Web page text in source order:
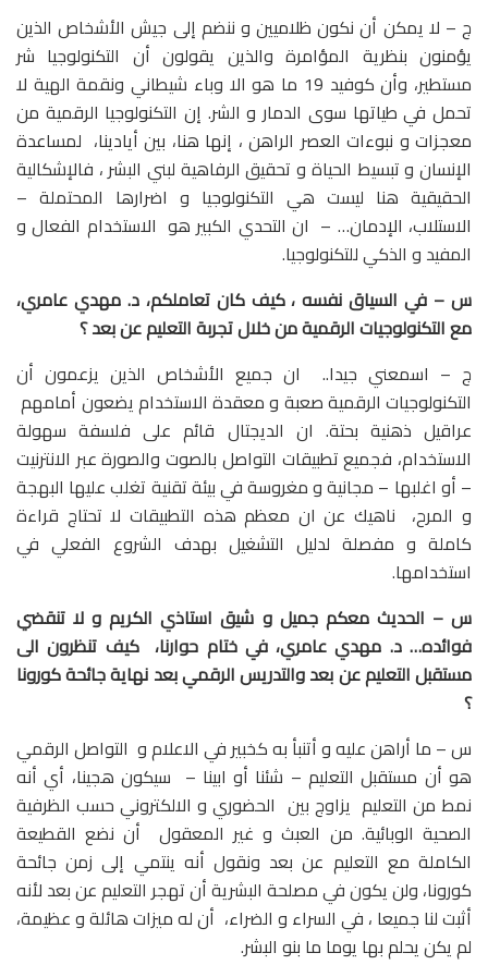
ج – لا يمكن أن نكون ظلاميين و ننضم إلى جيش الأشخاص الذين
يؤمنون بنظرية المؤامرة والذين يقولون أن التكنولوجيا شر
مستطير، وأن كوفيد 19 ما هو الا وباء شيطاني ونقمة الهية لا
تحمل في طياتها سوى الدمار و الشر. إن التكنولوجيا الرقمية من
معجزات و نبوءات العصر الراهن ، إنها هنا، بين أيادينا، لمساعدة
الإنسان و تبسيط الحياة و تحقيق الرفاهية لبني البشر ، فالإشكالية
الحقيقية هنا ليست هي التكنولوجيا و اضرارها المحتملة –
الاستلاب، الإدمان… – ان التحدي الكبير هو الاستخدام الفعال و
المفيد و الذكي للتكنولوجيا.
س – في السياق نفسه ، كيف كان تعاملكم، د. مهدي عامري،
مع التكنولوجيات الرقمية من خلال تجربة التعليم عن بعد ؟
ج – اسمعني جيدا.. ان جميع الأشخاص الذين يزعمون أن
التكنولوجيات الرقمية صعبة و معقدة الاستخدام يضعون أمامهم
عراقيل ذهنية بحتة. ان الديجتال قائم على فلسفة سهولة
الاستخدام، فجميع تطبيقات التواصل بالصوت والصورة عبر الانترنيت
– أو اغلبها – مجانية و مغروسة في بيئة تقنية تغلب عليها البهجة
و المرح، ناهيك عن ان معظم هذه التطبيقات لا تحتاج قراءة
كاملة و مفصلة لدليل التشغيل بهدف الشروع الفعلي في
استخدامها.
س – الحديث معكم جميل و شيق استاذي الكريم و لا تنقضي
فوائده… د. مهدي عامري، في ختام حوارنا، كيف تنظرون الى
مستقبل التعليم عن بعد والتدريس الرقمي بعد نهاية جائحة كورونا
؟
س – ما أراهن عليه و أتنبأ به كخبير في الاعلام و التواصل الرقمي
هو أن مستقبل التعليم – شئنا أو ابينا – سيكون هجينا، أي أنه
نمط من التعليم يزاوج بين الحضوري و الالكتروني حسب الظرفية
الصحية الوبائية. من العبث و غير المعقول أن نضع القطيعة
الكاملة مع التعليم عن بعد ونقول أنه ينتمي إلى زمن جائحة
كورونا، ولن يكون في مصلحة البشرية أن تهجر التعليم عن بعد لأنه
أثبت لنا جميعا ، في السراء و الضراء، أن له ميزات هائلة و عظيمة،
لم يكن يحلم بها يوما ما بنو البشر.